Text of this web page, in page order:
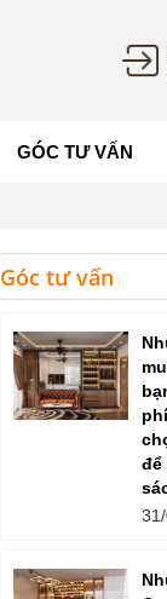
GÓC TƯ VẤN
Góc tư vấn
để